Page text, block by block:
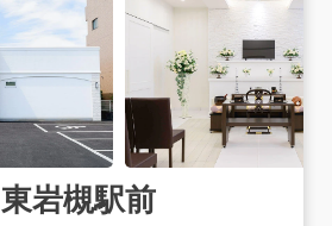
東岩槻駅前